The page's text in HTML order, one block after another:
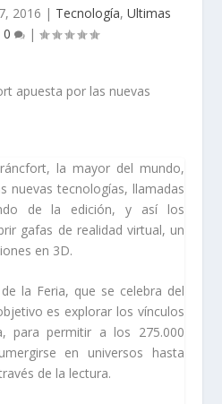
2016 | Tecnología, Ultimas
0 |
la mayor del mundo,
nuevas tecnologías, llamadas
de la edición, y así los
gafas de realidad virtual, un
en 3D.
la Feria, que se celebra del
es explorar los vínculos
para permitir a los 275.000
en universos hasta
de la lectura.